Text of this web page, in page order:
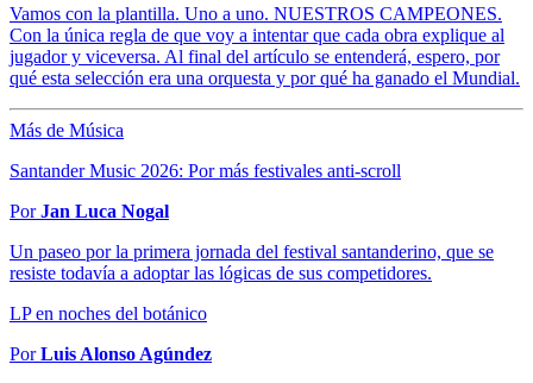
Vamos con la plantilla. Uno a uno. NUESTROS CAMPEONES.
Con la única regla de que voy a intentar que cada obra explique al
jugador y viceversa. Al final del artículo se entenderá, espero, por
qué esta selección era una orquesta y por qué ha ganado el Mundial.
Más de Música
Santander Music 2026: Por más festivales anti-scroll
PorJan Luca Nogal
Un paseo por la primera jornada del festival santanderino, que se
resiste todavía a adoptar las lógicas de sus competidores.
LP en noches del botánico
PorLuis Alonso Agúndez